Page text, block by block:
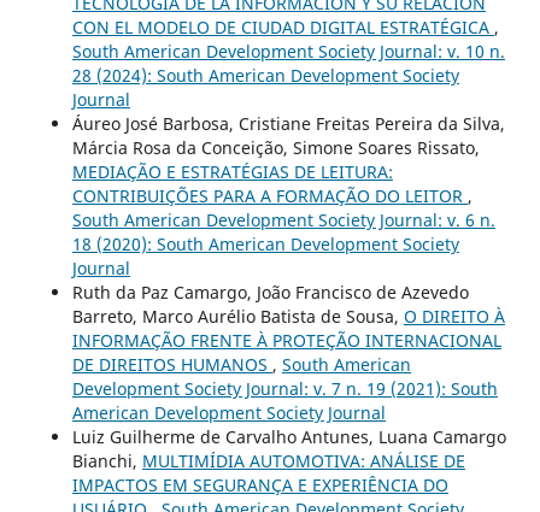
CON EL MODELO DE CIUDAD DIGITAL ESTRATÉGICA ,
South American Development Society Journal: v. 10 n.
28 (2024): South American Development Society
Journal
Áureo José Barbosa, Cristiane Freitas Pereira da Silva,
Márcia Rosa da Conceição, Simone Soares Rissato,
MEDIAÇÃO E ESTRATÉGIAS DE LEITURA:
CONTRIBUIÇÕES PARA A FORMAÇÃO DO LEITOR ,
South American Development Society Journal: v. 6 n.
18 (2020): South American Development Society
Journal
Ruth da Paz Camargo, João Francisco de Azevedo
Barreto, Marco Aurélio Batista de Sousa, O DIREITO À
INFORMAÇÃO FRENTE À PROTEÇÃO INTERNACIONAL
DE DIREITOS HUMANOS , South American
Development Society Journal: v. 7 n. 19 (2021): South
American Development Society Journal
Luiz Guilherme de Carvalho Antunes, Luana Camargo
Bianchi, MULTIMÍDIA AUTOMOTIVA: ANÁLISE DE
IMPACTOS EM SEGURANÇA E EXPERIÊNCIA DO